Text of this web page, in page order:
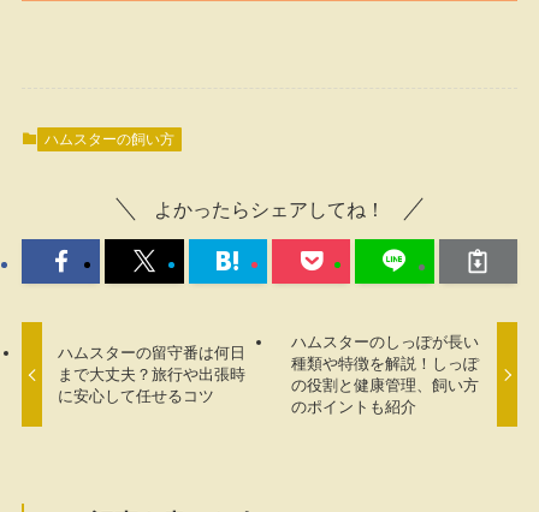
ハムスターの飼い方
よかったらシェアしてね！
ハムスターの留守番は何日
まで大丈夫？旅行や出張時
に安心して任せるコツ
ハムスターのしっぽが長い
種類や特徴を解説！しっぽ
の役割と健康管理、飼い方
のポイントも紹介